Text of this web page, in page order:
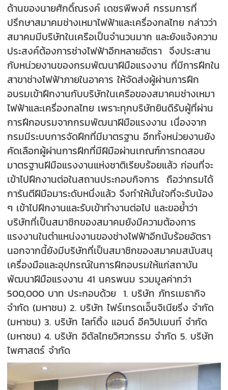
ด้านของนายศักดิ์ณรงค์ เดชรพีพงศ์​ กรรมการที่
ปรึกษาสมาคมช่างเหมาไฟฟ้าและเครื่องกลไทย กล่าวว่า
สมาคมมีบริษัทในเครือเป็นจำนวนมาก และยังแจ้งความ
ประสงค์ต้องการช่างไฟฟ้าอีกหลายอัตรา จึงประสาน
กับหน่วยงานของกรมพัฒนาฝีมือแรงงาน ที่มีการฝึกใน
สาขาช่างไฟฟ้าภายในอาคาร ให้จัดส่งผู้ผ่านการฝึก
อบรมเข้าฝึกงานกับบริษัทในเครือของสมาคมช่างเหมา
ไฟฟ้าและเครื่องกลไทย เพราะทุกบริษัทยินดีรับผู้ที่ผ่าน
การฝึกอบรมจากกรมพัฒนาฝีมือแรงงาน เนื่องจาก
กรมมีระบบการจัดฝึกที่มีมาตรฐาน อีกทั้งหน่วยงานยัง
คัดเลือกผู้ผ่านการฝึกที่มีฝีมือผ่านเกณฑ์การทดสอบ
มาตรฐานฝีมือแรงงานแห่งชาติเรียบร้อยแล้ว ก่อนที่จะ
เข้าไปฝึกงานต่อในสถานประกอบกิจการ ถือว่ากรมได้
การันตีฝีมือมาระดับหนึ่งแล้ว จึงทำให้มั่นใจที่จะรับน้อง
ๆ เข้าไปฝึกงานและรับเข้าทำงานต่อไป และขอย้ำว่า
บริษัทที่เป็นสมาชิกของสมาคมยังมีความต้องการ
แรงงานในตำแหน่งงานของช่างไฟฟ้าอีกนับร้อยอัตรา
นอกจากนี้ยังมีบริษัทที่เป็นสมาชิกของสมาคมสนับสนุ
เครื่องมือและอุปกรณ์ในการฝึกอบรมให้แก่สถาบัน
พัฒนาฝีมือแรงงาน 41 นครพนม รวมมูลค่ากว่า
500,000 บาท ประกอบด้วย 1. บริษัท ภัทรเมธากิจ
จำกัด (มหาชน) 2. บริษัท ไฟร์เทรดเอ็นจิเนียริ่ง จำกัด
(มหาชน) 3. บริษัท ไลท์ติ้ง แอนด์ อีควิปเมนท์ จำกัด
(มหาชน) 4. บริษัท อิตัลไทยวิศวกรรม จำกัด 5. บริษัท
ไพศาสตร์ จำกัด